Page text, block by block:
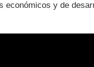
económicos y de